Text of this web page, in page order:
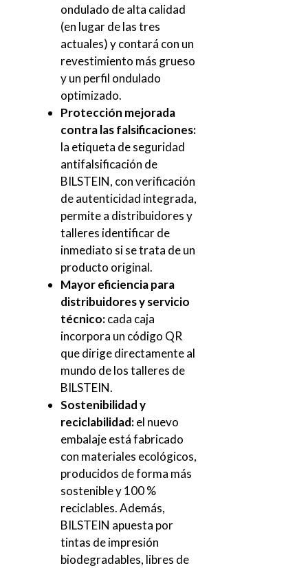
ondulado de alta calidad
(en lugar de las tres
actuales) y contará con un
revestimiento más grueso
y un perfil ondulado
optimizado.
Protección mejorada
contra las falsificaciones:
la etiqueta de seguridad
antifalsificación de
BILSTEIN, con verificación
de autenticidad integrada,
permite a distribuidores y
talleres identificar de
inmediato si se trata de un
producto original.
Mayor eficiencia para
distribuidores y servicio
técnico:cada caja
incorpora un código QR
que dirige directamente al
mundo de los talleres de
BILSTEIN.
Sostenibilidad y
reciclabilidad:el nuevo
embalaje está fabricado
con materiales ecológicos,
producidos de forma más
sostenible y 100 %
reciclables. Además,
BILSTEIN apuesta por
tintas de impresión
biodegradables, libres de